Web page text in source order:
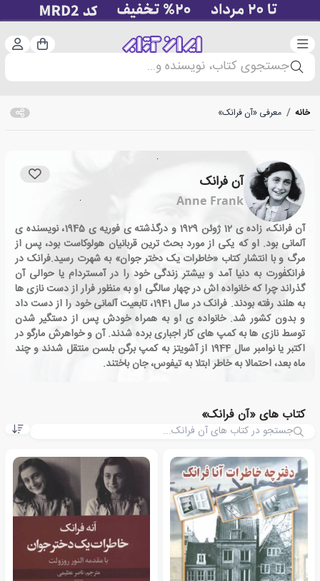
دسته‌بندی سبد
جستجوی کتاب، نویسنده و...
خانه / معرفی «آن فرانک»
آن فرانک
Anne Frank
آن فرانک، زاده ی 12 ژوئن 1929 و درگذشته ی فوریه ی 1945، نویسنده ی
آلمانی بود. او که یکی از مورد بحث ترین قربانیان هولوکاست بود، پس از
مرگ و با انتشار کتاب «خاطرات یک دختر جوان» به شهرت رسید.فرانک در
فرانکفورت به دنیا آمد و بیشتر زندگی خود را در آمستردام یا حوالی آن
گذراند چرا که خانواده اش در چهار سالگی او به منظور فرار از دست نازی ها
به هلند رفته بودند. فرانک در سال 1941، تابعیت آلمانی خود را از دست داد
و بدون کشور شد. خانواده ی او به همراه خودش پس از دستگیر شدن
توسط نازی ها به کمپ های کار اجباری برده شدند. آن و خواهرش مارگو در
اکتبر یا نوامبر سال 1944 از آشویتز به کمپ برگن بلسن منتقل شدند و چند
ماه بعد، احتمالا به خاطر ابتلا به تیفوس، جان باختند.
کتاب های «آن فرانک»